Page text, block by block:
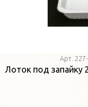
Арт.
Лоток под запайку